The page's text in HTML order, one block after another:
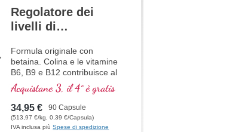
produttiva.
Regolatore dei
livelli di
Formula originale con
betaina. Colina e le vitamine
B6, B9 e B12 contribuisce al
normale metabolismo
dell'omocisteina. Betaina
deve essere incluso con
minimo 1,5 g di avere un
effetto sui livelli di
Acquistane 3, il 4° è gratis
34,95 € 90 Capsule
(513,97 €/kg, 0,39 €/Capsula)
IVA inclusa piùSpese di spedizione